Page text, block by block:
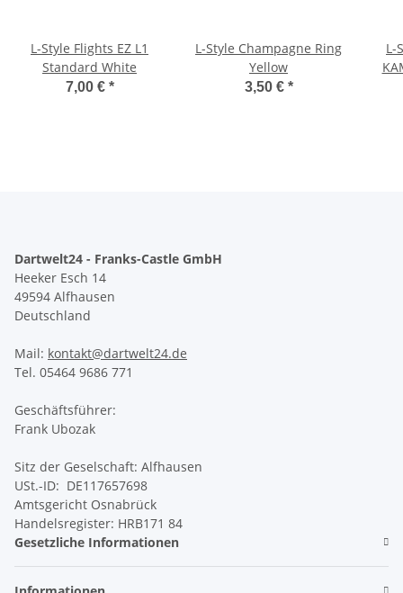
L-Style Flights EZ L1
Standard White
7,00 € *
L-Style Champagne Ring
Yellow
3,50 € *
L-
Dartwelt24 - Franks-Castle GmbH
Heeker Esch 14
49594 Alfhausen
Deutschland
Mail: kontakt@dartwelt24.de
Tel. 05464 9686 771
Geschäftsführer:
Frank Ubozak
Sitz der Geselschaft: Alfhausen
USt.-ID: DE117657698
Amtsgericht Osnabrück
Handelsregister: HRB171 84
Gesetzliche Informationen